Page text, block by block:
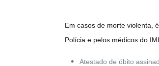
Em casos de morte violenta,
Polícia e pelos médicos do
Atestado de óbito